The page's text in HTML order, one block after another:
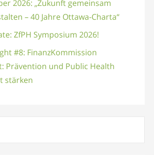
2026: „Zukunft gemeinsam
– 40 Jahre Ottawa-Charta“
ZfPH Symposium 2026!
#8: FinanzKommission
Prävention und Public Health
stärken